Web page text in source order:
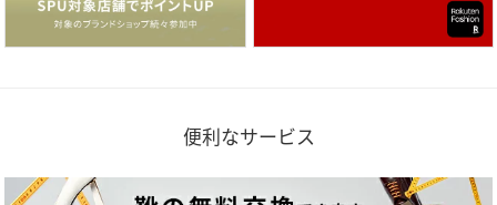
便利なサービス